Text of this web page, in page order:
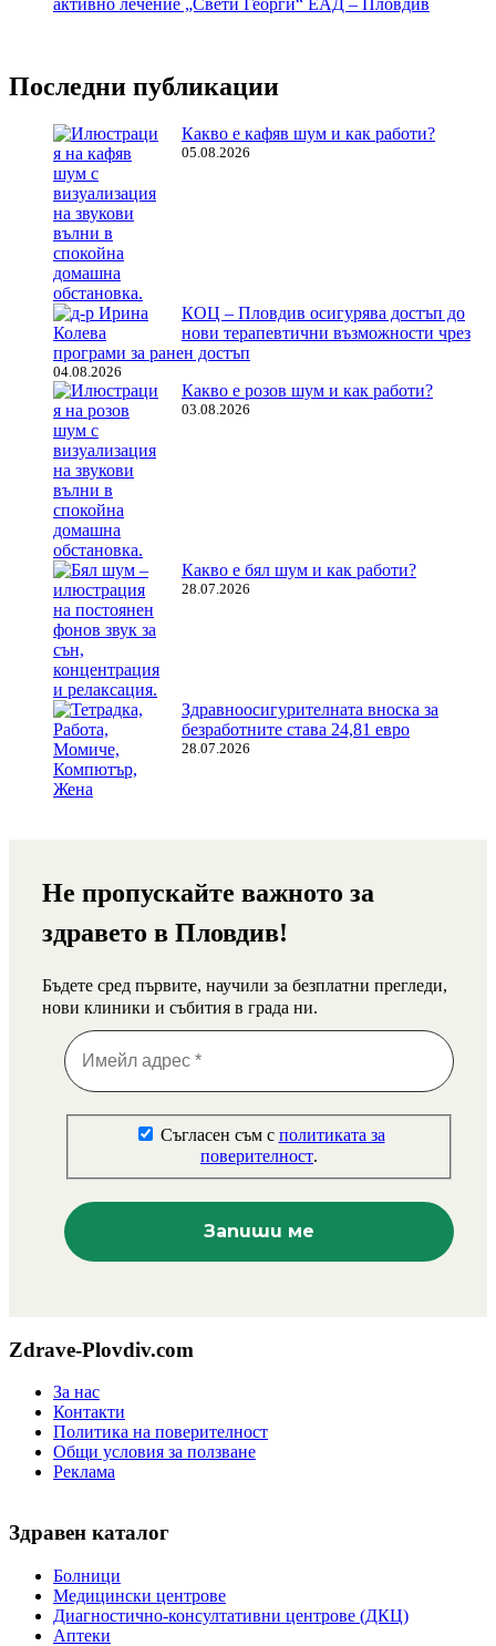
Последни публикации
Какво е кафяв шум и как работи?
05.08.2026
КОЦ – Пловдив осигурява достъп до
нови терапевтични възможности чрез
програми за ранен достъп
04.08.2026
Какво е розов шум и как работи?
03.08.2026
Какво е бял шум и как работи?
28.07.2026
Здравноосигурителната вноска за
безработните става 24,81 евро
28.07.2026
Не пропускайте важното за
здравето в Пловдив!
Бъдете сред първите, научили за безплатни прегледи,
нови клиники и събития в града ни.
Съгласен съм с политиката за
поверителност.
Zdrave-Plovdiv.com
За нас
Контакти
Политика на поверителност
Общи условия за ползване
Реклама
Здравен каталог
Болници
Медицински центрове
Диагностично-консултативни центрове (ДКЦ)
Аптеки